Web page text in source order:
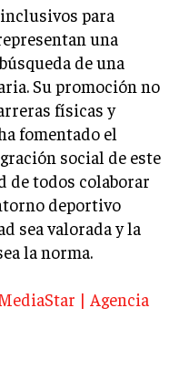
DE ESTUDIO
ELECTRÓNICO
para
una
de una
Su promoción no
físicas y
fomentado el
social de este
de todos colaborar
deportivo
sea valorada y la
la norma.
| Agencia